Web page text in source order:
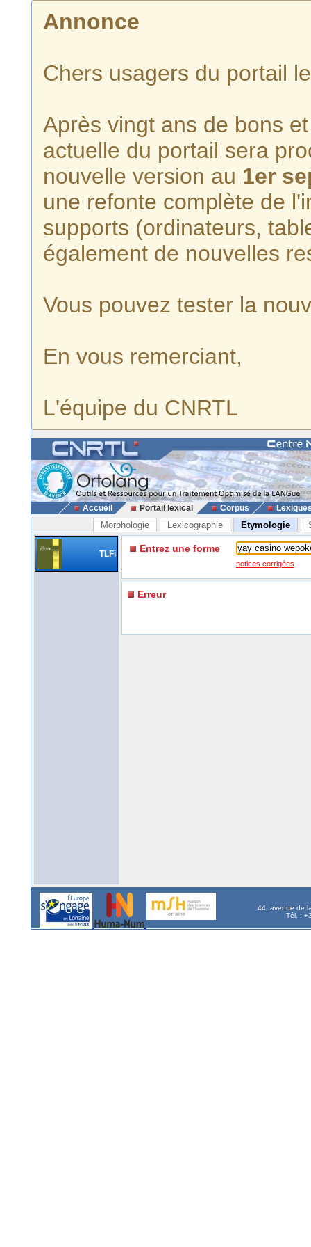
Annonce
Chers usagers du portail
Après vingt ans de bons
actuelle du portail sera
nouvelle version au 1er
une refonte complète de
supports (ordinateurs,
également de nouvelles
Vous pouvez tester la
En vous remerciant,
L'équipe du CNRTL
Accueil Portail lexical Corpus
Morphologie Lexicographie Etymologie
TLFi Entrez une forme
notices corrigées
Erreur
44, avenue de
Tél. :